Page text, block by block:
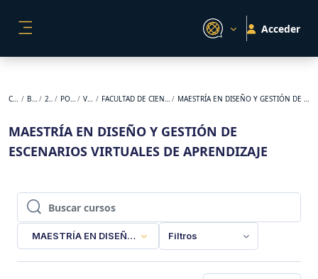
Acceder
Cursos BACKUP 2023-2 POSGRADO VIRTUAL FACULTAD DE CIENCIAS DE LA EDUCACIÓN MAESTRÍA EN DISEÑO Y GESTIÓN DE ESCENARIOS VIRTUALES DE APRENDIZAJE
MAESTRÍA EN DISEÑO Y GESTIÓN DE
ESCENARIOS VIRTUALES DE APRENDIZAJE
Buscar cursos
Buscar cursos
MAESTRÍA EN DISEÑO Y GESTIÓN DE ESCENARIOS
Filtros